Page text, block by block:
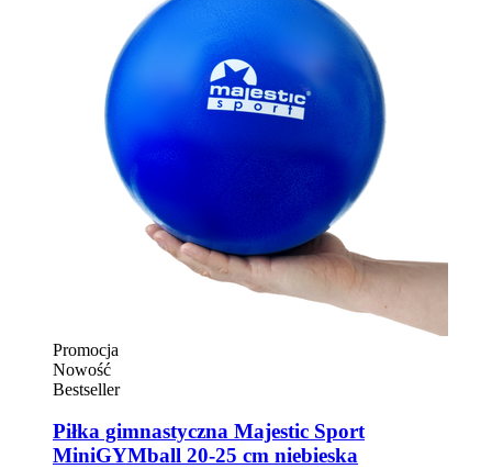
Promocja
Nowość
Bestseller
Piłka gimnastyczna Majestic Sport
MiniGYMball 20-25 cm niebieska